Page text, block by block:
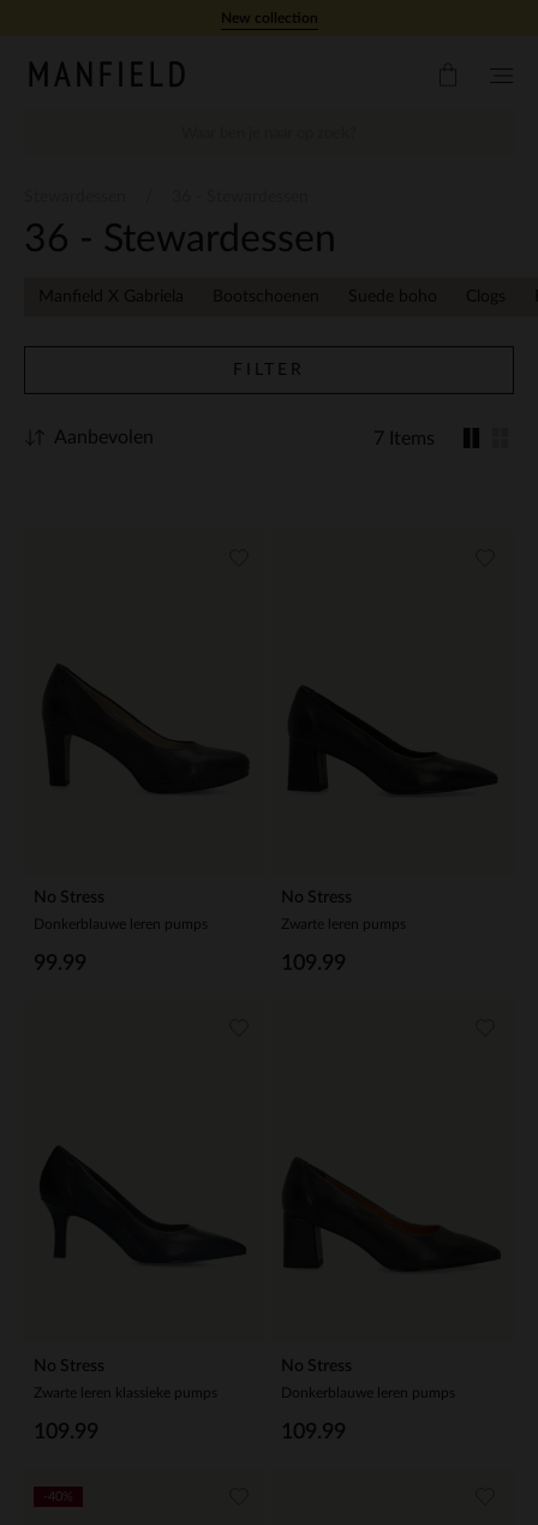
New collection
36 - Stewardessen
Manfield X Gabriela Bootschoenen Suede boho Clogs
FILTER
7 Items
Aanbevolen
No Stress
Donkerblauwe leren pumps
99.99
No Stress
Zwarte leren pumps
109.99
No Stress
Zwarte leren klassieke pumps
109.99
No Stress
Donkerblauwe leren pumps
109.99
-40%